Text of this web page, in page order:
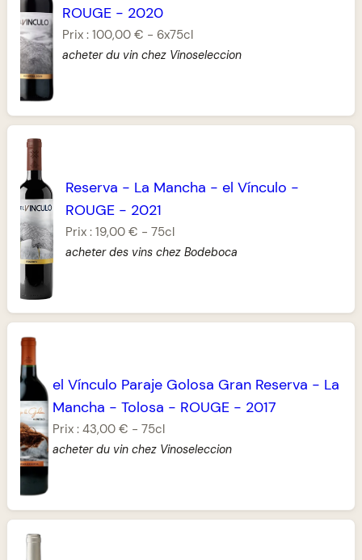
ROUGE- 2020
Prix : 100,00 € - 6x75cl
acheter du vin chez Vinoseleccion
Reserva - La Mancha - el Vínculo -
ROUGE- 2021
Prix : 19,00 € - 75cl
acheter des vins chez Bodeboca
el Vínculo Paraje Golosa Gran Reserva - La
Mancha - Tolosa - ROUGE- 2017
Prix : 43,00 € - 75cl
acheter du vin chez Vinoseleccion